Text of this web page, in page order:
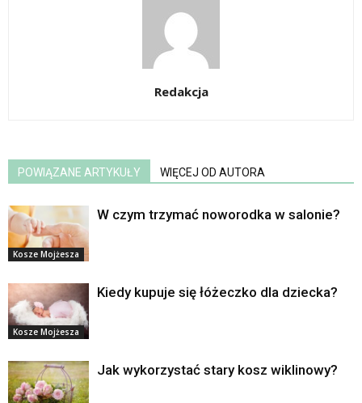
Redakcja
POWIĄZANE ARTYKUŁY WIĘCEJ OD AUTORA
Kosze Mojżesza
W czym trzymać noworodka w salonie?
Kosze Mojżesza
Kiedy kupuje się łóżeczko dla dziecka?
Jak wykorzystać stary kosz wiklinowy?